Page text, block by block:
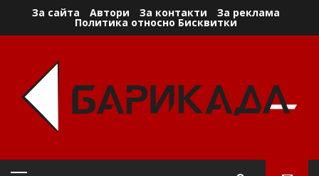
За сайта Автори За контакти За реклама
Политика относно Бисквитки